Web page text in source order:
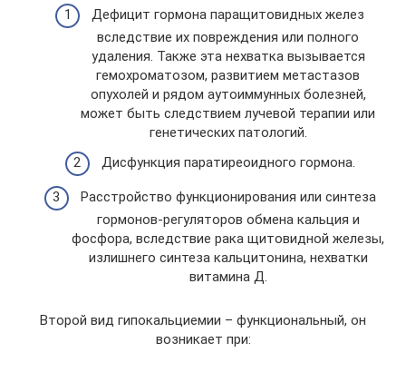
Дефицит гормона паращитовидных желез
вследствие их повреждения или полного
удаления. Также эта нехватка вызывается
гемохроматозом, развитием метастазов
опухолей и рядом аутоиммунных болезней,
может быть следствием лучевой терапии или
генетических патологий.
Дисфункция паратиреоидного гормона.
Расстройство функционирования или синтеза
гормонов-регуляторов обмена кальция и
фосфора, вследствие рака щитовидной железы,
излишнего синтеза кальцитонина, нехватки
витамина Д.
Второй вид гипокальциемии – функциональный, он
возникает при: